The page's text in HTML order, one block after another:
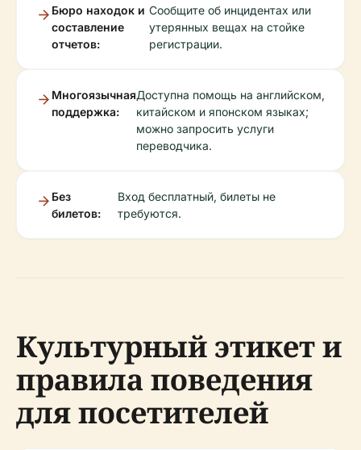
Бюро находок и
составление
отчетов:
Сообщите об инцидентах или
утерянных вещах на стойке
регистрации.
Многоязычная
поддержка:
Доступна помощь на английском,
китайском и японском языках;
можно запросить услуги
переводчика.
Без
билетов:
Вход бесплатный, билеты не
требуются.
Культурный этикет и
правила поведения
для посетителей